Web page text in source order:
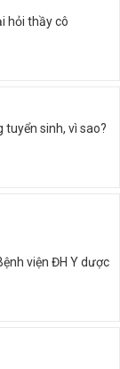
hỏi thầy cô
sinh, vì sao?
viện ĐH Y dược